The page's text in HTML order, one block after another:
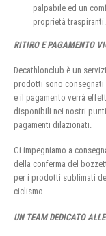
palpabile ed un
proprietà traspiranti.
RITIRO E PAGAMENTO
Decathlonclub è un
prodotti sono
e il pagamento verrà
disponibili nei nostri
pagamenti dilazionati.
Ci impegniamo a
della conferma del
per i prodotti sublimati
ciclismo.
UN TEAM DEDICATO